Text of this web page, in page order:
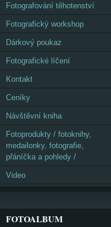
Fotografování těhotenství
Fotografický workshop
Dárkový poukaz
Fotografické líčení
Kontakt
Ceníky
Návštěvní kniha
Fotoprodukty / fotoknihy,
medailonky, fotografie,
přáníčka a pohledy /
Video
FOTOALBUM